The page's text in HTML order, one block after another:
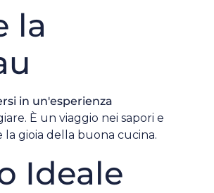
la
in un'esperienza
È un viaggio nei sapori e
la gioia della buona cucina.
Ideale